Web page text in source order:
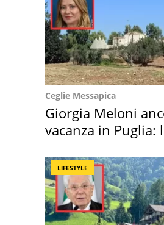
Ceglie Messapica
Giorgia Meloni
vacanza in Puglia:
LIFESTYLE